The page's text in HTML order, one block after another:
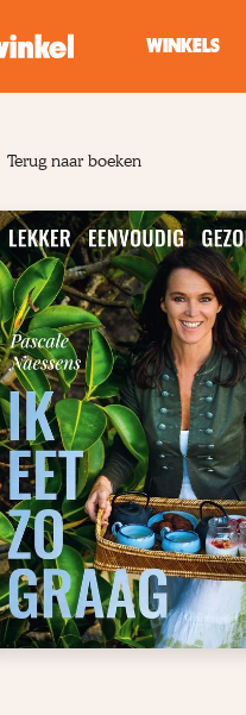
WINKELS
Terug naar boeken